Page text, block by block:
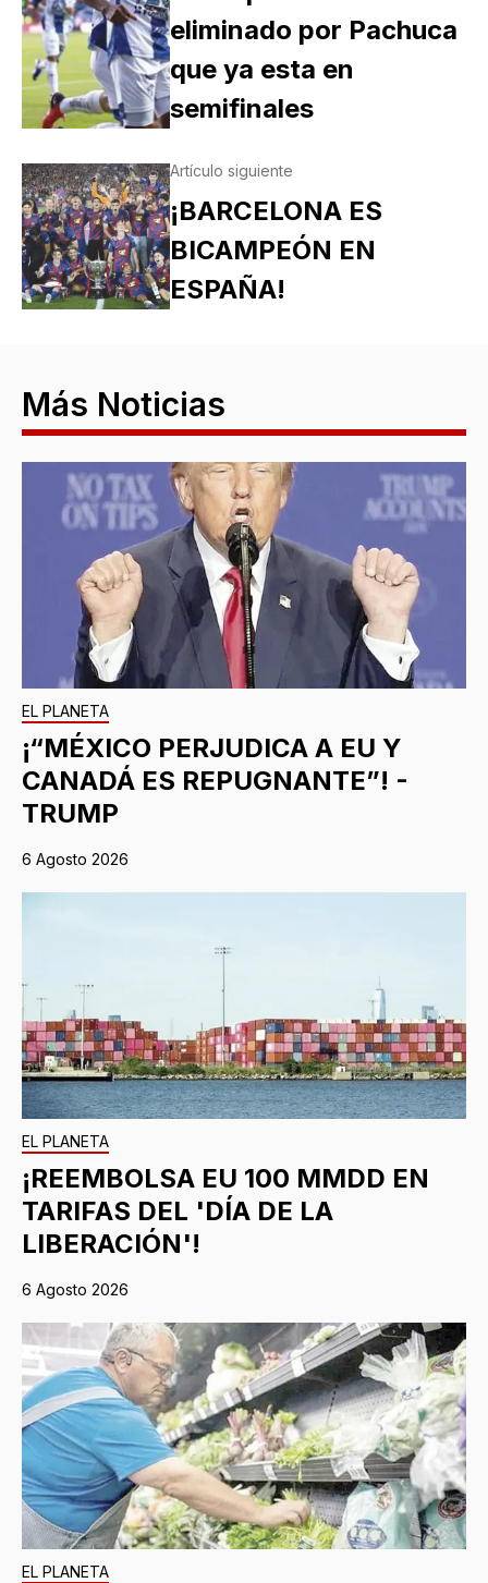
eliminado por Pachuca
que ya esta en
semifinales
Artículo siguiente
¡BARCELONA ES
BICAMPEÓN EN
ESPAÑA!
Más Noticias
EL PLANETA
¡“MÉXICO PERJUDICA A EU Y
CANADÁ ES REPUGNANTE”! -
TRUMP
6 Agosto 2026
EL PLANETA
¡REEMBOLSA EU 100 MMDD EN
TARIFAS DEL 'DÍA DE LA
LIBERACIÓN'!
6 Agosto 2026
EL PLANETA